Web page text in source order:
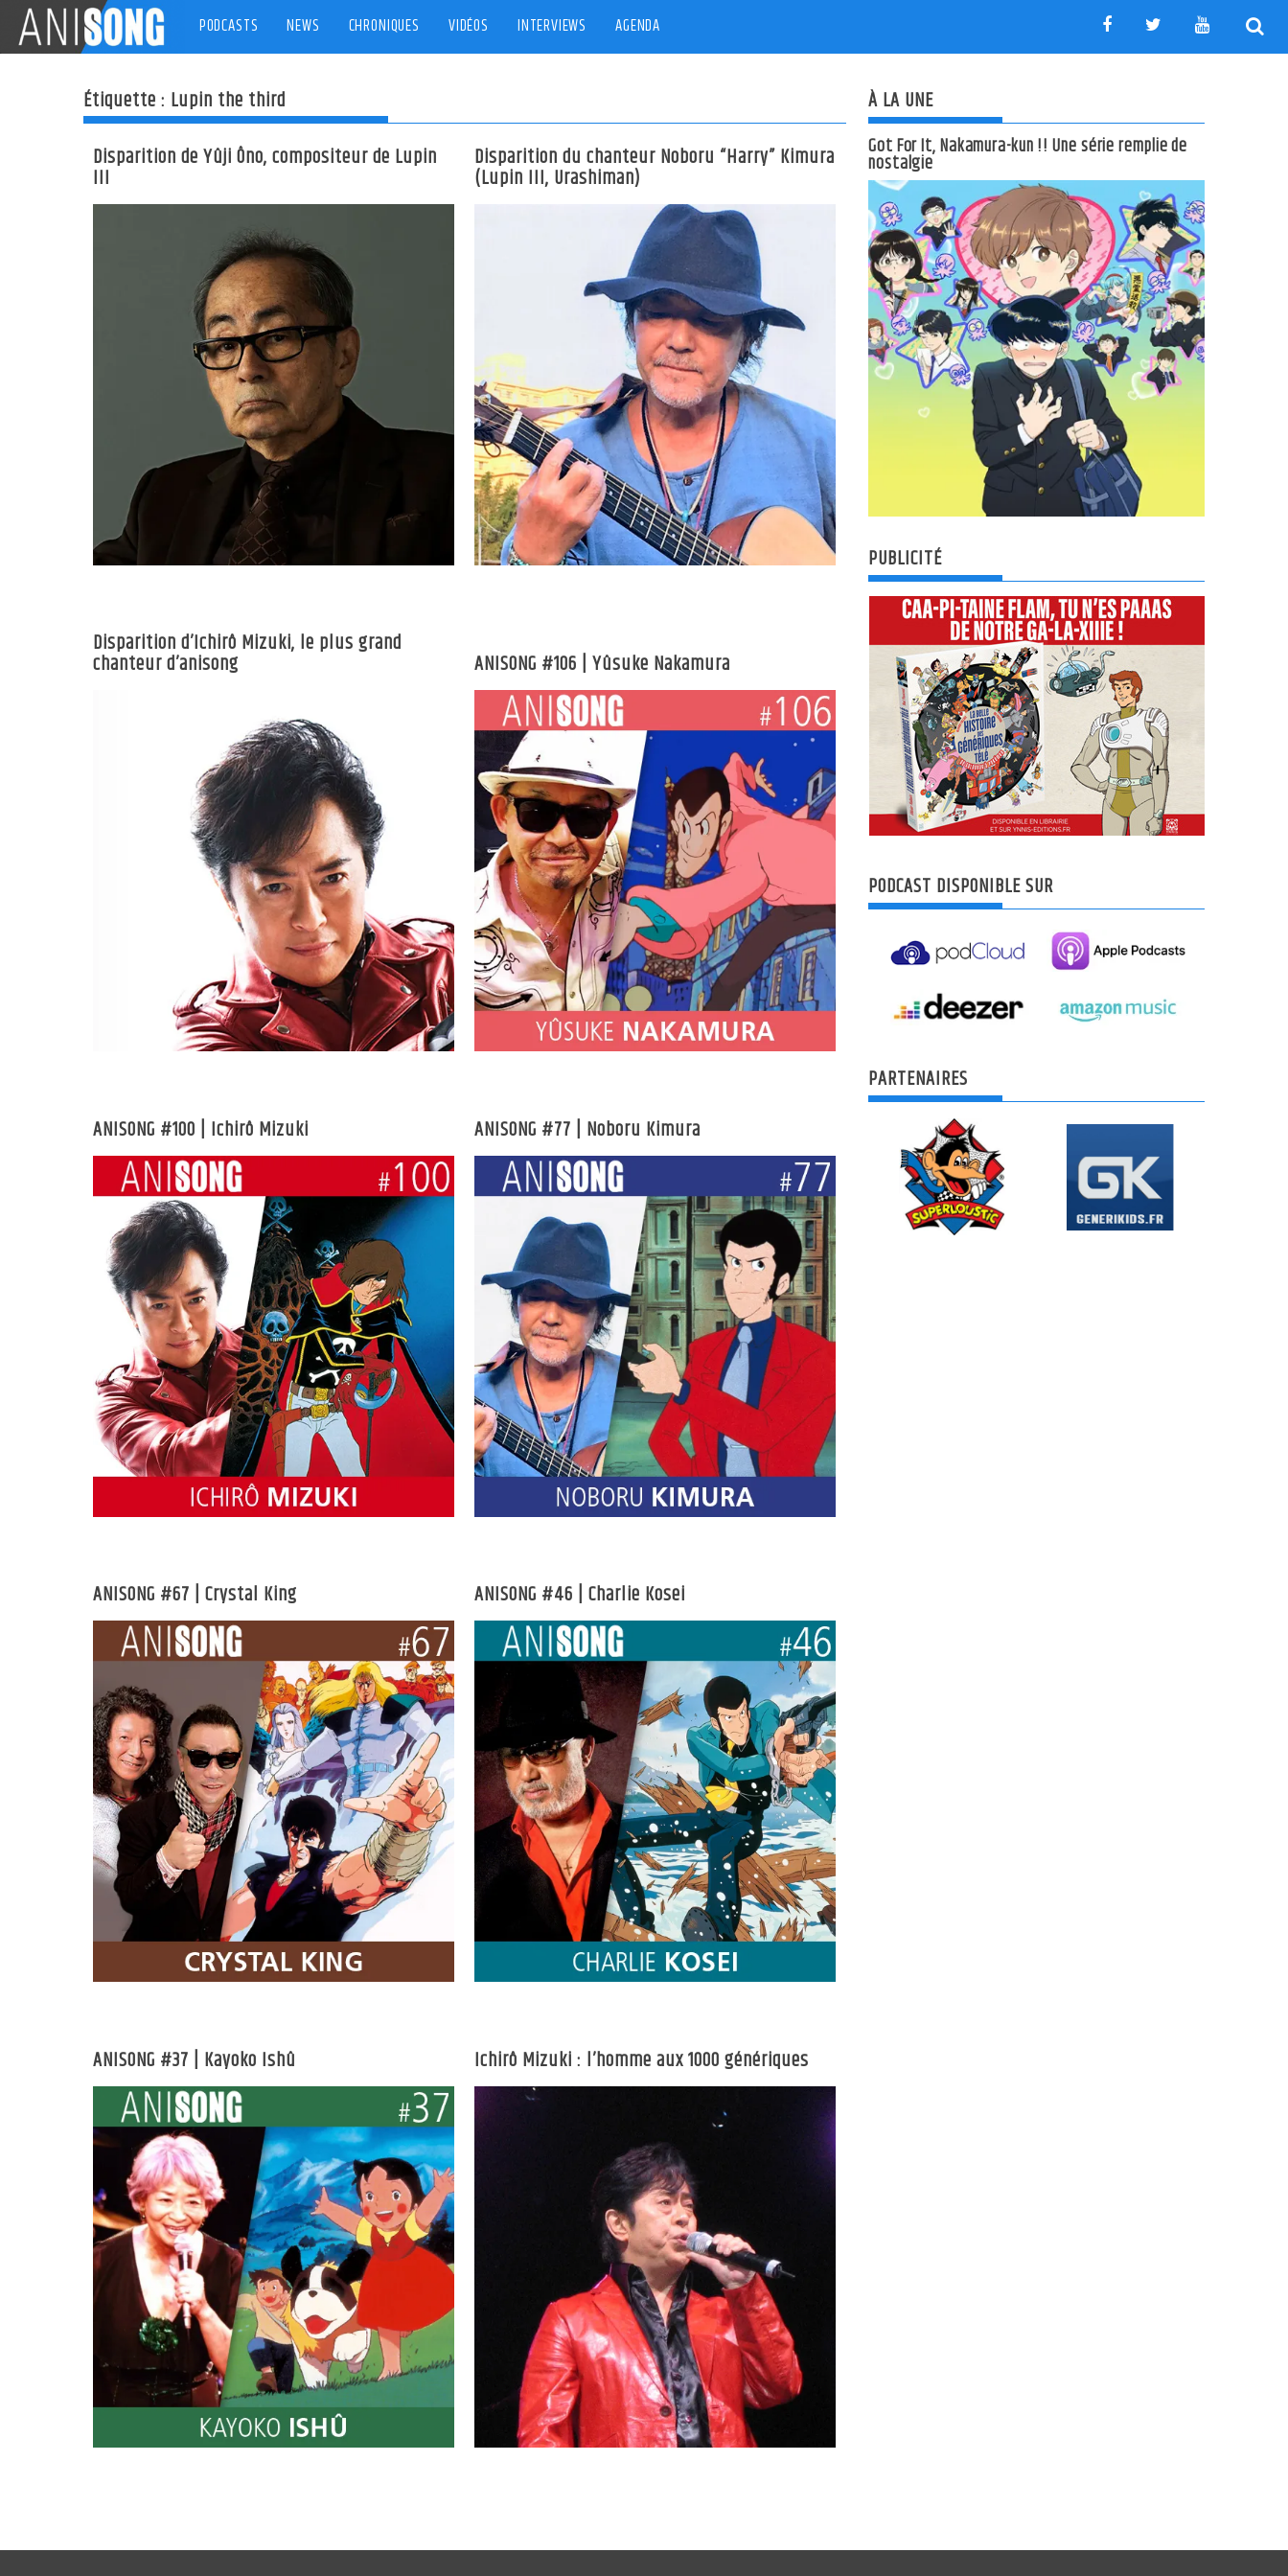
content
PODCASTS NEWS CHRONIQUES VIDÉOS INTERVIEWS AGENDA
Étiquette : Lupin the third
Disparition de Yûji Ôno, compositeur de Lupin
III
Disparition du chanteur Noboru “Harry” Kimura
(Lupin III, Urashiman)
Disparition d’Ichirô Mizuki, le plus grand
chanteur d’anisong ANISONG #106 | Yûsuke Nakamura
ANISONG #100 | Ichirô Mizuki ANISONG #77 | Noboru Kimura
ANISONG #67 | Crystal King ANISONG #46 | Charlie Kosei
ANISONG #37 | Kayoko Ishû Ichirô Mizuki : l’homme aux 1000 génériques
À LA UNE
Got For It, Nakamura-kun !! Une série remplie de
nostalgie
PUBLICITÉ
PODCAST DISPONIBLE SUR
PARTENAIRES